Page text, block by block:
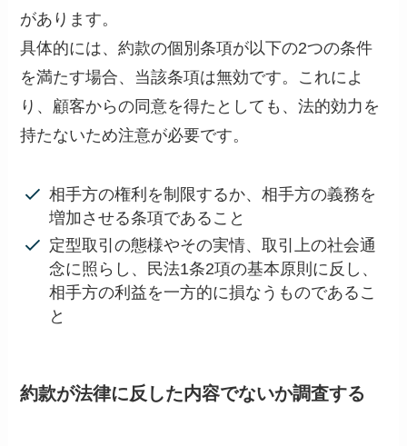
があります。
具体的には、約款の個別条項が以下の2つの条件
を満たす場合、当該条項は無効です。これによ
り、顧客からの同意を得たとしても、法的効力を
持たないため注意が必要です。
相手方の権利を制限するか、相手方の義務を
増加させる条項であること
定型取引の態様やその実情、取引上の社会通
念に照らし、民法1条2項の基本原則に反し、
相手方の利益を一方的に損なうものであるこ
と
約款が法律に反した内容でないか調査する